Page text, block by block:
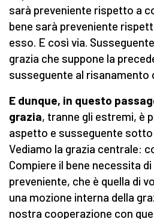
sarà preveniente rispetto a
bene sarà preveniente
esso. E così via.
grazia che suppone la
susseguente al risanamento
E dunque, in questo
grazia, tranne gli estremi, è
aspetto e susseguente
Vediamo la grazia centrale:
Compiere il bene necessita
preveniente, che è quella di
una mozione interna della
nostra cooperazione con